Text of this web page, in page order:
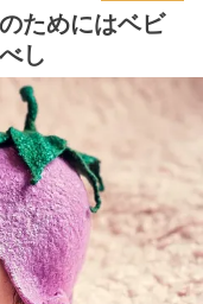
ためにはベビ
し